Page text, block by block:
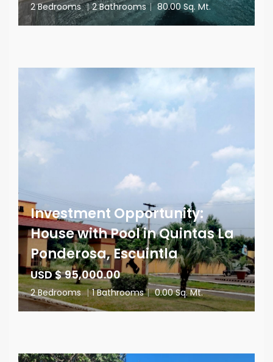
2 Bedrooms | 2 Bathrooms | 80.00 Sq. Mt.
Investment Opportunity:
House with Pool in Quintas La
Ponderosa, Escuintla
USD $ 95,000.00
2 Bedrooms | 1 Bathrooms | 0.00 Sq. Mt.